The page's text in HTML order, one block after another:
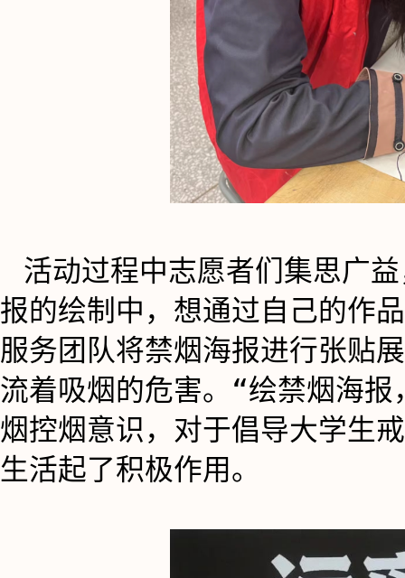
活动过程中志愿者们集思广
报的绘制中，想通过自己的作
服务团队将禁烟海报进行张贴
流着吸烟的危害。“绘禁烟海
烟控烟意识，对于倡导大学生
生活起了积极作用。